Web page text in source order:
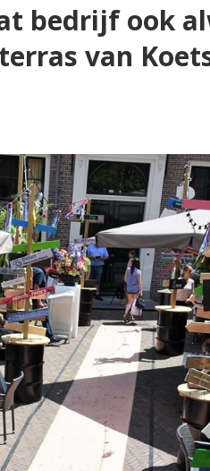
bedrijf ook
van